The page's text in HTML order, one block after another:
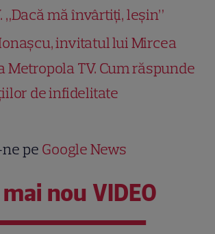
„Dacă mă învârtiți, leșin”
invitatul lui Mircea
Metropola TV. Cum răspunde
de infidelitate
pe Google News
mai nou VIDEO